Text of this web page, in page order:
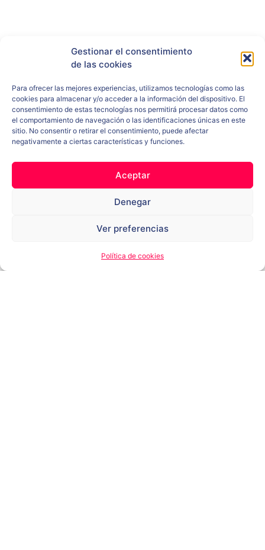
Gestionar el consentimiento
de las cookies
Para ofrecer las mejores experiencias, utilizamos tecnologías como las
cookies para almacenar y/o acceder a la información del dispositivo. El
consentimiento de estas tecnologías nos permitirá procesar datos como
el comportamiento de navegación o las identificaciones únicas en este
sitio. No consentir o retirar el consentimiento, puede afectar
negativamente a ciertas características y funciones.
Aceptar
Denegar
Ver preferencias
Política de cookies